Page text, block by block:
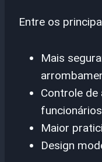
Entre os
Mais
Controle de
Maior
Design